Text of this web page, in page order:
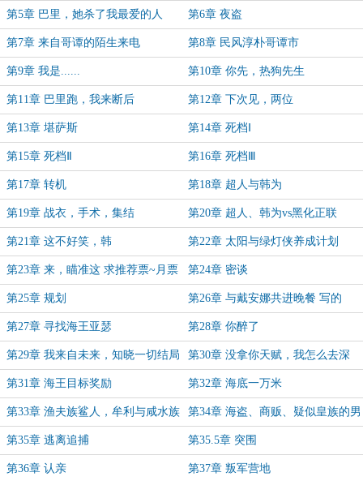
第5章 巴里，她杀了我最爱的人 第6章 夜盗
第7章 来自哥谭的陌生来电 第8章 民风淳朴哥谭市
第9章 我是...... 第10章 你先，热狗先生
第11章 巴里跑，我来断后 第12章 下次见，两位
第13章 堪萨斯 第14章 死档Ⅰ
第15章 死档Ⅱ 第16章 死档Ⅲ
第17章 转机 第18章 超人与韩为
第19章 战衣，手术，集结 第20章 超人、韩为vs黑化正联
第21章 这不好笑，韩 第22章 太阳与绿灯侠养成计划
第23章 来，瞄准这 求推荐票~月票 第24章 密谈
第25章 规划 第26章 与戴安娜共进晚餐 写的
晚，先更
第27章 寻找海王亚瑟 第28章 你醉了
第29章 我来自未来，知晓一切结局
（求推荐、月票~）
第30章 没拿你天赋，我怎么去深
海？
第31章 海王目标奖励 第32章 海底一万米
第33章 渔夫族鲨人，牟利与咸水族
卡扎斯
第34章 海盗、商贩、疑似皇族的男
人
第35章 逃离追捕 第35.5章 突围
第36章 认亲 第37章 叛军营地